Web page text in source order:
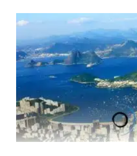
insumo, a sucata, devido, sobretudo,
pela matéria-prima.